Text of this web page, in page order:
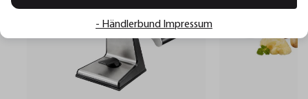
- Händlerbund Impressum